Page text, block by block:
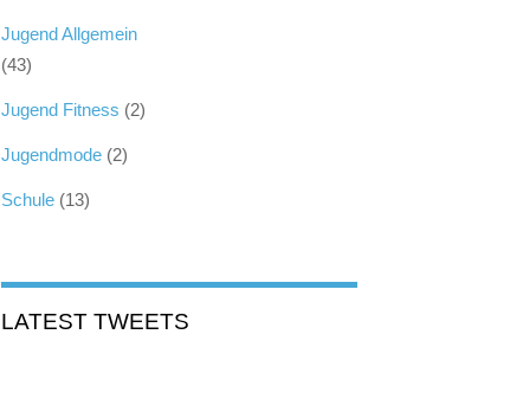
Jugend Allgemein
(43)
Jugend Fitness (2)
Jugendmode (2)
Schule (13)
LATEST TWEETS